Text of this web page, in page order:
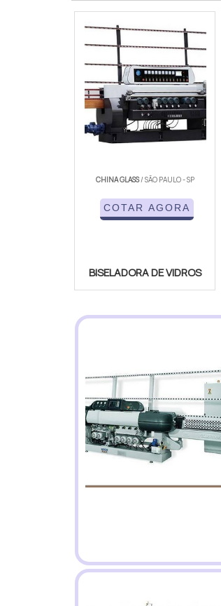
CHINA GLASS/ SÃO PAULO - SP
BISELADORA DE VIDROS
COTAR AGORA